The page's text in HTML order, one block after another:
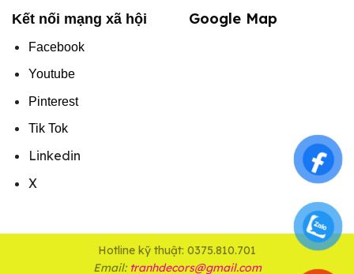
Kết nối mạng xã hội
Facebook
Youtube
Pinterest
Tik Tok
Linkedin
X
Google Map
Hotline kỹ thuật: 0375.810.701
Email: tranhdecors@gmail.com